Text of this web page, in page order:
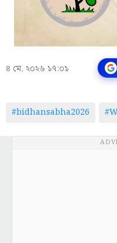
৪ মে, ২০২৬ ১৭:০১
#bidhansabha2026